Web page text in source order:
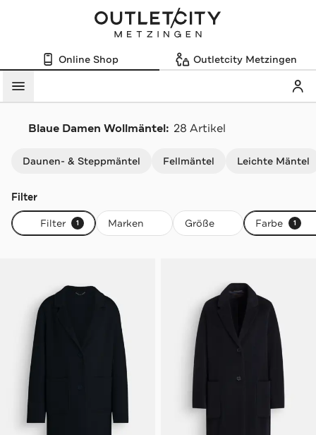
Online Shop Outletcity Metzingen
Menü
Blaue Damen Wollmäntel: 28 Artikel
Daunen- & Steppmäntel Fellmäntel Leichte Mäntel
Filter
Filter 1 Marken Größe Farbe 1